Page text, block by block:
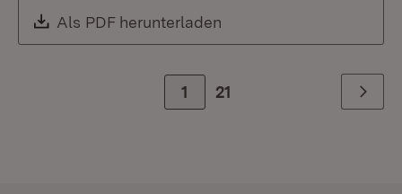
Download:
Als PDF herunterladen
Zur Seite
1 21 Weiter